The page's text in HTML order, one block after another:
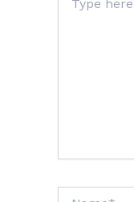
here..